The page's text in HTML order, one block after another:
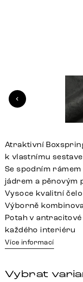
Atraktivní
k vlastnímu
Se spodním
jádrem a pěnovým
Vysoce kvalitní
Výborně
Potah v
každého interiéru
Více informací
Vybrat